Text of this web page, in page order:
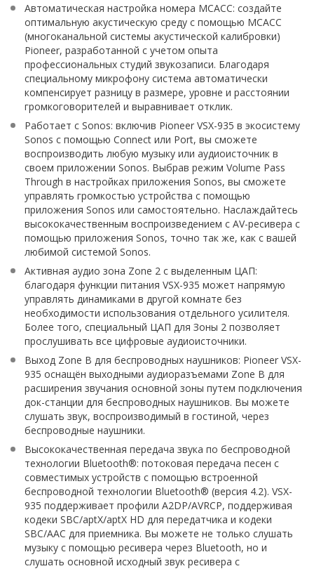
Автоматическая настройка номера MCACC: создайте
оптимальную акустическую среду с помощью MCACC
(многоканальной системы акустической калибровки)
Pioneer, разработанной с учетом опыта
профессиональных студий звукозаписи. Благодаря
специальному микрофону система автоматически
компенсирует разницу в размере, уровне и расстоянии
громкоговорителей и выравнивает отклик.
Работает с Sonos: включив Pioneer VSX-935 в экосистему
Sonos с помощью Connect или Port, вы сможете
воспроизводить любую музыку или аудиоисточник в
своем приложении Sonos. Выбрав режим Volume Pass
Through в настройках приложения Sonos, вы сможете
управлять громкостью устройства с помощью
приложения Sonos или самостоятельно. Наслаждайтесь
высококачественным воспроизведением с AV-ресивера с
помощью приложения Sonos, точно так же, как с вашей
любимой системой Sonos.
Активная аудио зона Zone 2 с выделенным ЦАП:
благодаря функции питания VSX-935 может напрямую
управлять динамиками в другой комнате без
необходимости использования отдельного усилителя.
Более того, специальный ЦАП для Зоны 2 позволяет
прослушивать все цифровые аудиоисточники.
Выход Zone B для беспроводных наушников: Pioneer VSX-
935 оснащён выходными аудиоразъемами Zone B для
расширения звучания основной зоны путем подключения
док-станции для беспроводных наушников. Вы можете
слушать звук, воспроизводимый в гостиной, через
беспроводные наушники.
Высококачественная передача звука по беспроводной
технологии Bluetooth®: потоковая передача песен с
совместимых устройств с помощью встроенной
беспроводной технологии Bluetooth® (версия 4.2). VSX-
935 поддерживает профили A2DP/AVRCP, поддерживая
кодеки SBC/aptX/aptX HD для передатчика и кодеки
SBC/AAC для приемника. Вы можете не только слушать
музыку с помощью ресивера через Bluetooth, но и
слушать основной исходный звук ресивера с